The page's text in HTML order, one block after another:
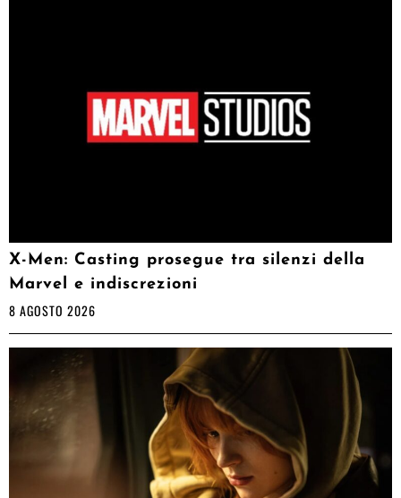
X-Men: Casting prosegue tra silenzi della
Marvel e indiscrezioni
8 AGOSTO 2026